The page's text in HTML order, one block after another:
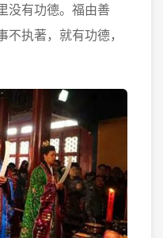
有功德。福由善
执著，就有功德，